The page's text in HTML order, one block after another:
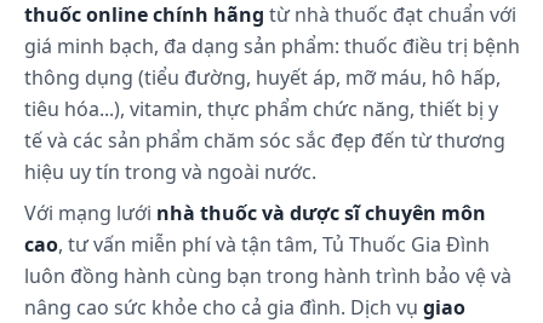
thuốc online chính hãng từ nhà thuốc đạt chuẩn với
giá minh bạch, đa dạng sản phẩm: thuốc điều trị bệnh
thông dụng (tiểu đường, huyết áp, mỡ máu, hô hấp,
tiêu hóa...), vitamin, thực phẩm chức năng, thiết bị y
tế và các sản phẩm chăm sóc sắc đẹp đến từ thương
hiệu uy tín trong và ngoài nước.
Với mạng lưới nhà thuốc và dược sĩ chuyên môn
cao, tư vấn miễn phí và tận tâm, Tủ Thuốc Gia Đình
luôn đồng hành cùng bạn trong hành trình bảo vệ và
nâng cao sức khỏe cho cả gia đình. Dịch vụ giao